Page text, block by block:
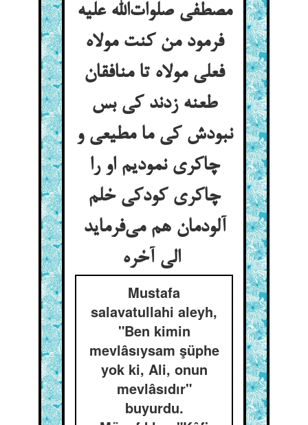
مصطفی صلوات‌الله علیه
فرمود من کنت مولاه
فعلی مولاه تا منافقان
طعنه زدند کی بس
نبودش کی ما مطیعی و
چاکری نمودیم او را
چاکری کودکی خلم
آلودمان هم می‌فرماید
الی آخره
Mustafa
salavatullahi aleyh,
"Ben kimin
mevlâsıysam şüphe
yok ki, Ali, onun
mevlâsıdır"
buyurdu.